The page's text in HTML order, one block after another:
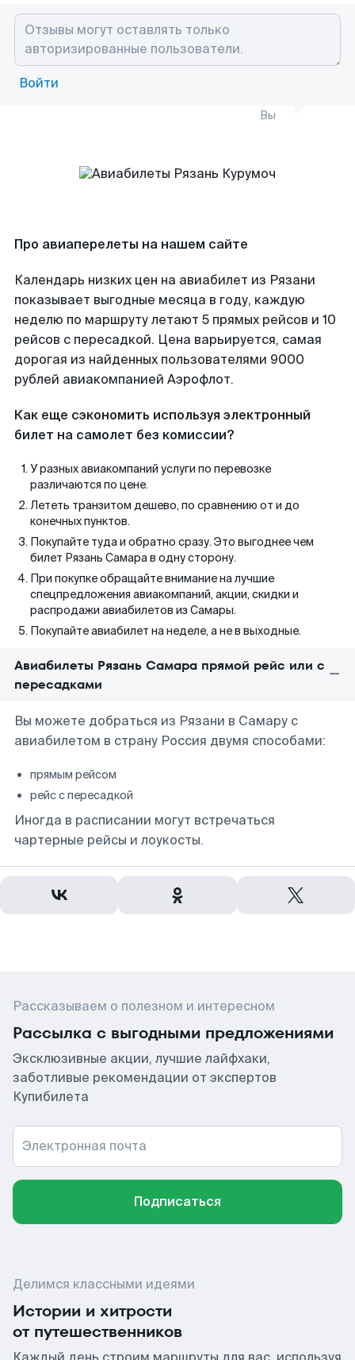
Войти
Вы
Про авиаперелеты на нашем сайте
Календарь низких цен на авиабилет из Рязани
показывает выгодные месяца в году, каждую
неделю по маршруту летают 5 прямых рейсов и 10
рейсов с пересадкой. Цена варьируется, самая
дорогая из найденных пользователями 9000
рублей авиакомпанией Аэрофлот.
Как еще сэкономить используя электронный
билет на самолет без комиссии?
У разных авиакомпаний услуги по перевозке
различаются по цене.
Лететь транзитом дешево, по сравнению от и до
конечных пунктов.
Покупайте туда и обратно сразу. Это выгоднее чем
билет Рязань Самара в одну сторону.
При покупке обращайте внимание на лучшие
спецпредложения авиакомпаний, акции, скидки и
распродажи авиабилетов из Самары.
Покупайте авиабилет на неделе, а не в выходные.
Авиабилеты Рязань Самара прямой рейс или с
пересадками
Вы можете добраться из Рязани в Самару с
авиабилетом в страну Россия двумя способами:
прямым рейсом
рейс с пересадкой
Иногда в расписании могут встречаться
чартерные рейсы и лоукосты.
Рассказываем о полезном и интересном
Рассылка с выгодными предложениями
Эксклюзивные акции, лучшие лайфхаки,
заботливые рекомендации от экспертов
Купибилета
Электронная почта
Подписаться
Делимся классными идеями
Истории и хитрости
от путешественников